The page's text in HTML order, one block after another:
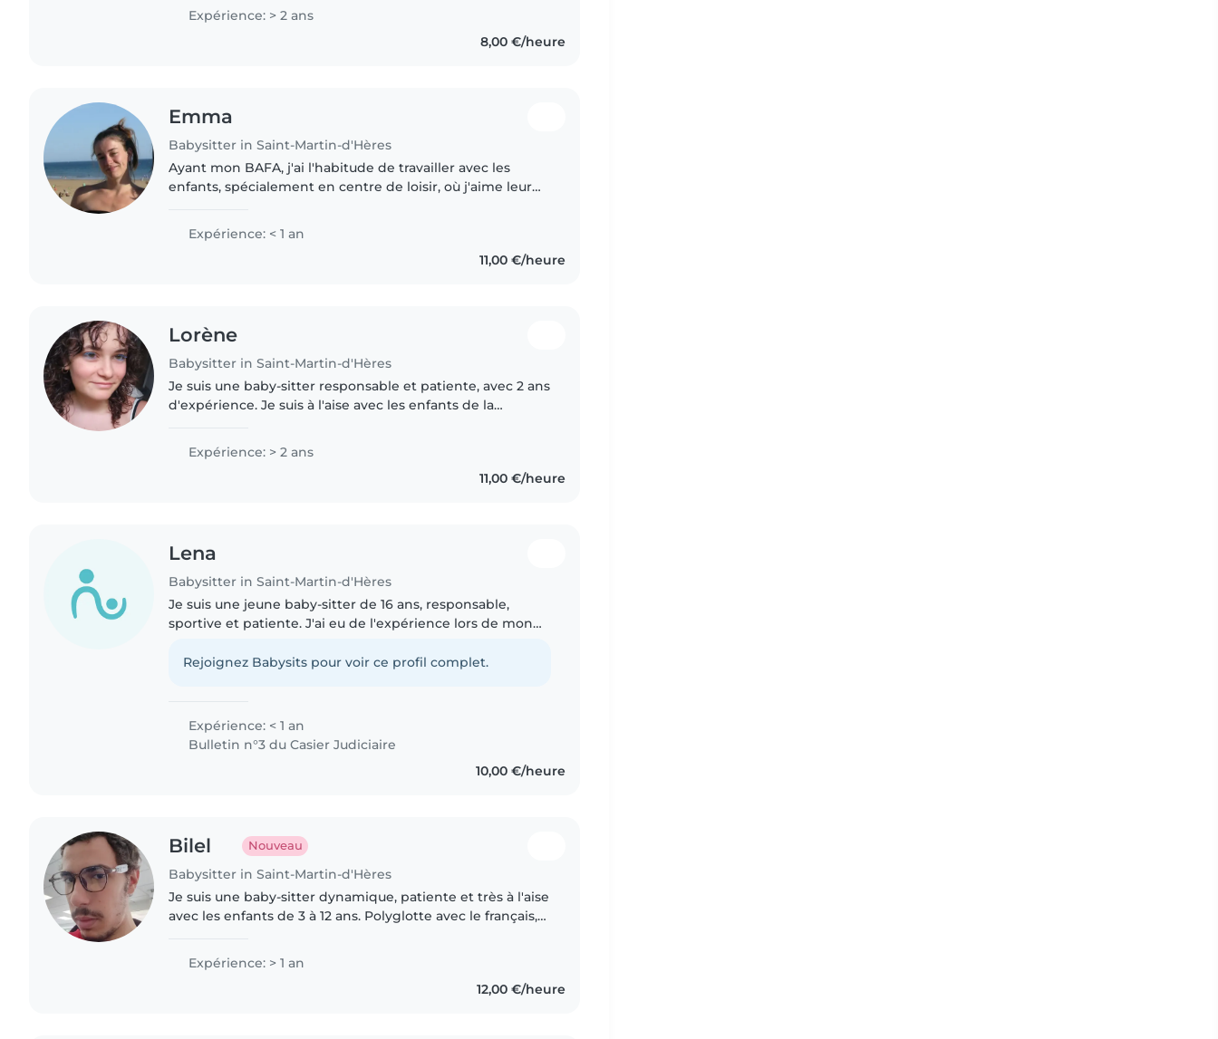
Expérience: > 2 ans
8,00 €/heure
Emma
Babysitter in Saint-Martin-d'Hères
Ayant mon BAFA, j'ai l'habitude de travailler avec les
enfants, spécialement en centre de loisir, où j'aime leur
manuelles,..
Expérience: < 1 an
11,00 €/heure
Lorène
Babysitter in Saint-Martin-d'Hères
Je suis une baby-sitter responsable et patiente, avec 2 ans
d'expérience. Je suis à l'aise avec les enfants de la
également dû..
Expérience: > 2 ans
11,00 €/heure
Lena
Babysitter in Saint-Martin-d'Hères
Je suis une jeune baby-sitter de 16 ans, responsable,
sportive et patiente. J'ai eu de l'expérience lors de mon
différents..
Rejoignez Babysits pour voir ce profil complet.
Expérience: < 1 an
Bulletin n°3 du Casier Judiciaire
10,00 €/heure
Bilel Nouveau
Babysitter in Saint-Martin-d'Hères
Je suis une baby-sitter dynamique, patiente et très à l'aise
avec les enfants de 3 à 12 ans. Polyglotte avec le français,
Expérience: > 1 an
12,00 €/heure